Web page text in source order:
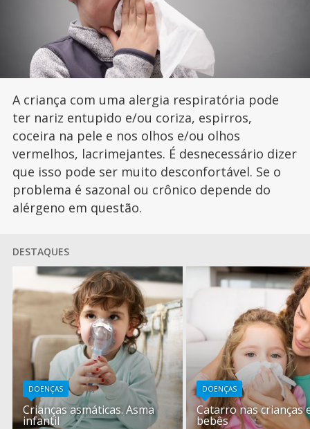
A criança com uma alergia respiratória pode
ter nariz entupido e/ou coriza, espirros,
coceira na pele e nos olhos e/ou olhos
vermelhos, lacrimejantes. É desnecessário dizer
que isso pode ser muito desconfortável. Se o
problema é sazonal ou crônico depende do
alérgeno em questão.
DESTAQUES
DOENÇAS
Crianças asmáticas. Asma
infantil
DOENÇAS
Catarro nas crianças
bebês